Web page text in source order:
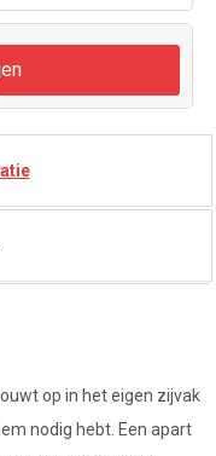
op in het eigen zijvak
nodig hebt. Een apart